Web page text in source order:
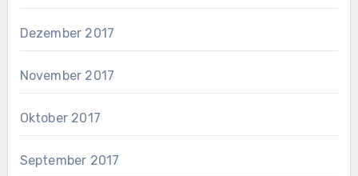
Dezember 2017
November 2017
Oktober 2017
September 2017